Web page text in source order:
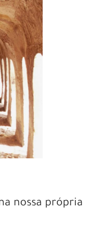
nossa própria